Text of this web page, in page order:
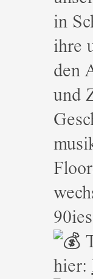
in
ihre
den
und
hier: